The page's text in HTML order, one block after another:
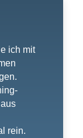
ich mit
rein.